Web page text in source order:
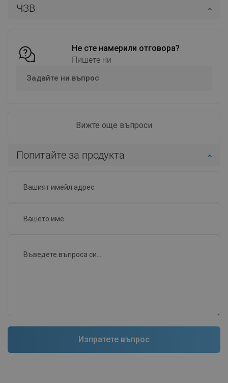
ЧЗВ
Не сте намерили отговора?
Пишете ни
Задайте ни въпрос
Вижте още въпроси
Попитайте за продукта
Наличност:
favorite_border Любима
Сравнете favorite_border
Сравнете